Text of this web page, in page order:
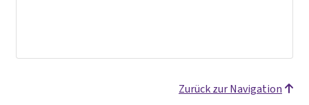
Zurück zur Navigation